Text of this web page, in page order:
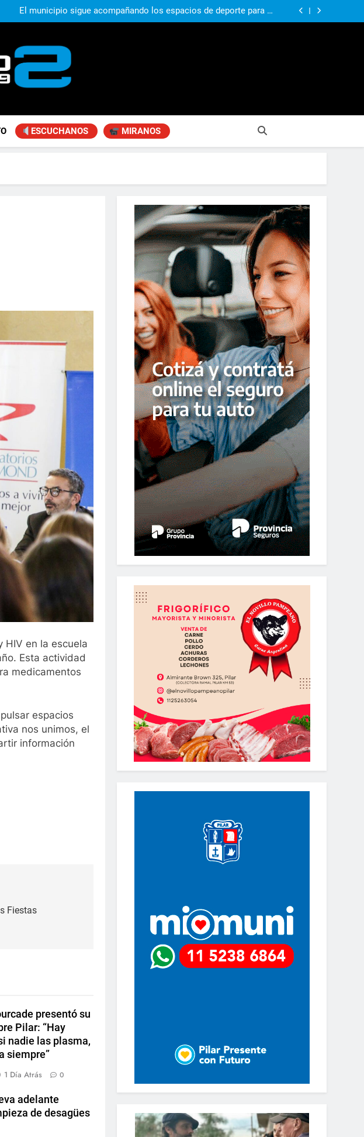
El municipio sigue acompañando los espacios de deporte para el
desarrollo de la comunidad
Lafourcade presentó su nuevo libro sobre Pilar: “Hay historias
El municipio sigue acompañando los espacios de deporte para el
Lafourcade presentó su nuevo libro sobre Pilar: “Hay historias
Achával, primero en imagen positiva entre jefes comunales del GBA
ESCUCHANOS MIRANOS
HIV en la escuela
Esta actividad
medicamentos
espacios
nos unimos, el
información
Fiestas
presentó su
Pilar: “Hay
nadie las plasma,
siempre”
1 Día Atrás 0
adelante
de desagües